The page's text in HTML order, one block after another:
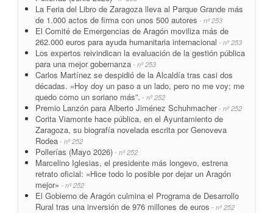
La Feria del Libro de Zaragoza lleva al Parque Grande más
de 1.000 actos de firma con unos 500 autores - nº 253
El Comité de Emergencias de Aragón moviliza más de
262.000 euros para ayuda humanitaria internacional - nº 253
Los expertos reivindican la evaluación de la gestión pública
para una mejor gobernanza - nº 253
Carlos Martínez se despidió de la Alcaldía tras casi dos
décadas. «Hoy doy un paso a un lado, pero no me voy; me
quedo como un soriano más”. - nº 252
Premio Lanzón para Alberto Jiménez Schuhmacher- nº 252
Corita Viamonte hace pública, en el Ayuntamiento de
Zaragoza, su biografía novelada escrita por Genoveva
Rodea - nº 252
Pollerías (Mayo 2026) - nº 252
Marcelino Iglesias, el presidente más longevo, estrena
retrato oficial: «Hice todo lo posible por dejar un Aragón
mejor» - nº 252
El Gobierno de Aragón culmina el Programa de Desarrollo
Rural tras una inversión de 976 millones de euros - nº 252